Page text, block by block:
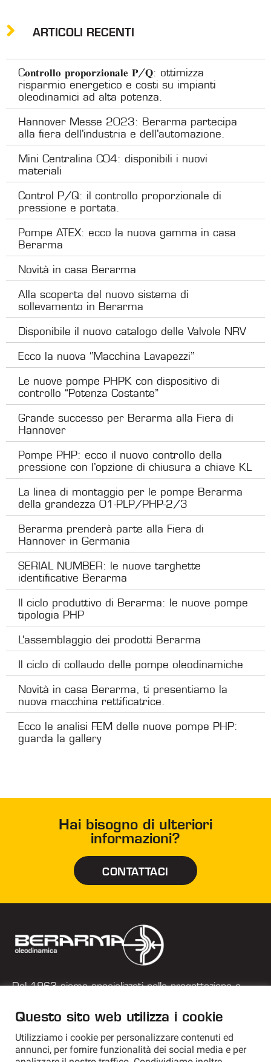
ARTICOLI RECENTI
C𝐨𝐧𝐭𝐫𝐨𝐥𝐥𝐨 𝐩𝐫𝐨𝐩𝐨𝐫𝐳𝐢𝐨𝐧𝐚𝐥𝐞 𝐏/𝐐: ottimizza
risparmio energetico e costi su impianti
oleodinamici ad alta potenza.
Hannover Messe 2023: Berarma partecipa
alla fiera dell’industria e dell’automazione.
Mini Centralina C04: disponibili i nuovi
materiali
Control P/Q: il controllo proporzionale di
pressione e portata.
Pompe ATEX: ecco la nuova gamma in casa
Berarma
Novità in casa Berarma
Alla scoperta del nuovo sistema di
sollevamento in Berarma
Disponibile il nuovo catalogo delle Valvole NRV
Ecco la nuova ‘’Macchina Lavapezzi’’
Le nuove pompe PHPK con dispositivo di
controllo “Potenza Costante”
Grande successo per Berarma alla Fiera di
Hannover
Pompe PHP: ecco il nuovo controllo della
pressione con l’opzione di chiusura a chiave KL
La linea di montaggio per le pompe Berarma
della grandezza 01-PLP/PHP-2/3
Berarma prenderà parte alla Fiera di
Hannover in Germania
SERIAL NUMBER: le nuove targhette
identificative Berarma
Il ciclo produttivo di Berarma: le nuove pompe
tipologia PHP
L’assemblaggio dei prodotti Berarma
Il ciclo di collaudo delle pompe oleodinamiche
Novità in casa Berarma, ti presentiamo la
nuova macchina rettificatrice.
Ecco le analisi FEM delle nuove pompe PHP:
guarda la gallery
Hai bisogno di ulteriori
informazioni?
CONTATTACI
Dal 1963 siamo specializzati nella progettazione e
info@berarma.it
Questo sito web utilizza i cookie
Utilizziamo i cookie per personalizzare contenuti ed
annunci, per fornire funzionalità dei social media e per